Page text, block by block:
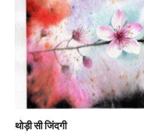
थोड़ी सी जिंदगी